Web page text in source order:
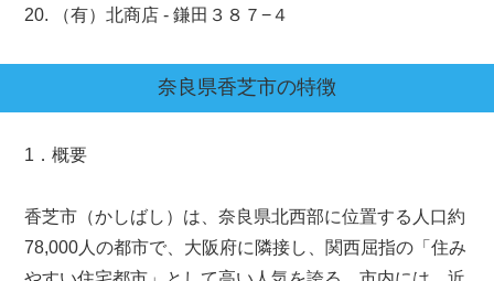
20. （有）北商店 - 鎌田３８７−４
奈良県香芝市の特徴
1．概要
香芝市（かしばし）は、奈良県北西部に位置する人口約
78,000人の都市で、大阪府に隣接し、関西屈指の「住み